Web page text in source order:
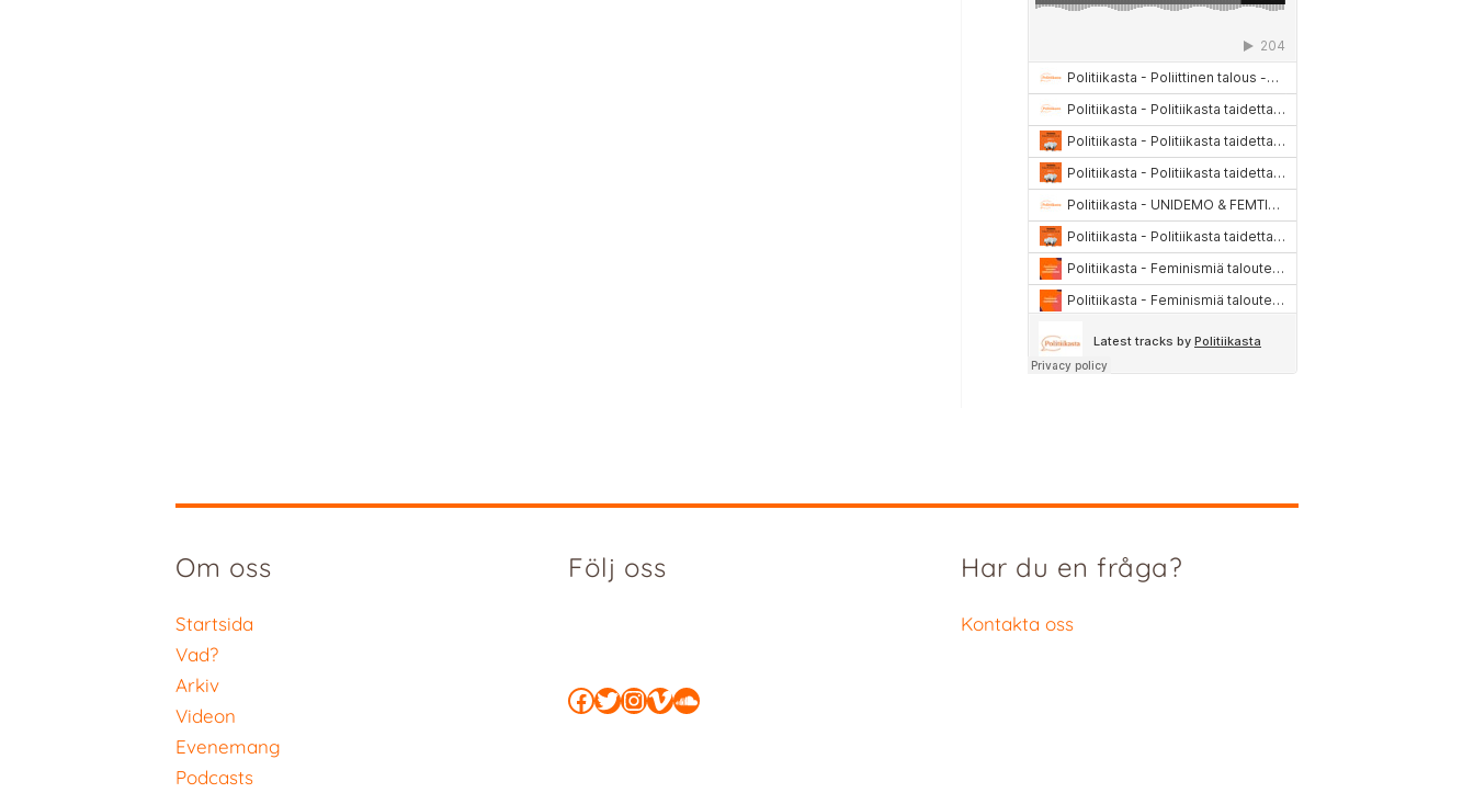
Om oss
Startsida
Vad?
Arkiv
Videon
Evenemang
Podcasts
Följ oss
Facebook
Twitter
Instagram
Vimeo
SoundCloud
Har du en fråga?
Kontakta oss